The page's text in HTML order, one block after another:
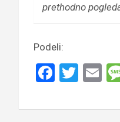
prethodno
Podeli:
F
ce
T
tt
E
ail